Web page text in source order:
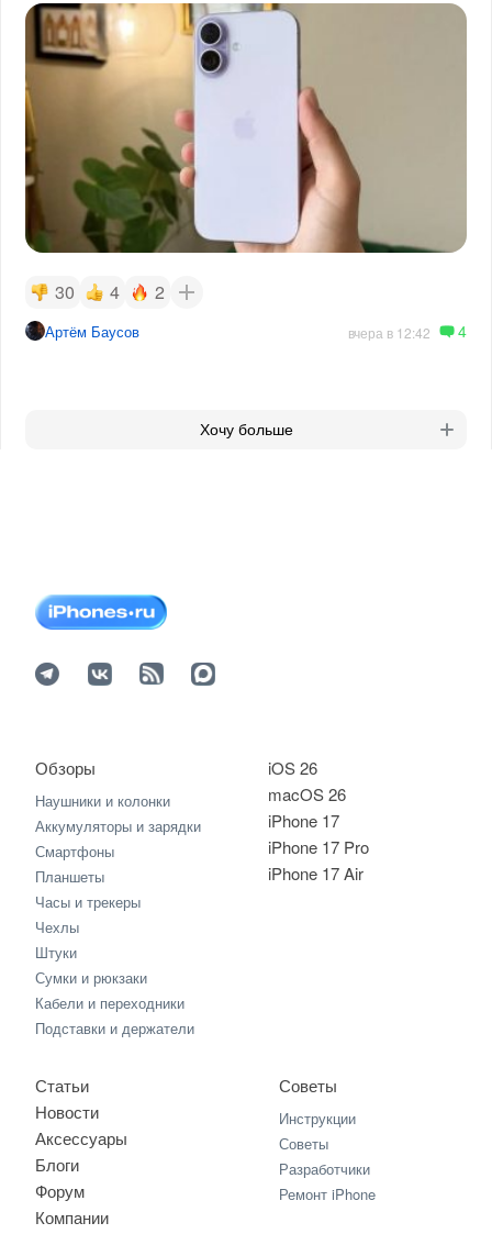
30 4 2
Артём Баусов вчера в 12:42 4
Хочу больше
iOS 26
macOS 26
iPhone 17
iPhone 17 Pro
iPhone 17 Air
Обзоры
Наушники и колонки
Аккумуляторы и зарядки
Смартфоны
Планшеты
Часы и трекеры
Чехлы
Штуки
Сумки и рюкзаки
Кабели и переходники
Подставки и держатели
Статьи
Новости
Аксессуары
Блоги
Форум
Компании
Советы
Инструкции
Советы
Разработчики
Ремонт iPhone